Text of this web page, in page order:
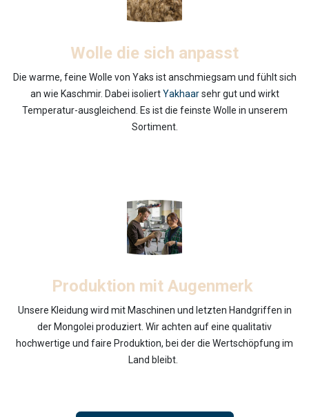
Wolle die sich anpasst
Die warme, feine Wolle von Yaks ist anschmiegsam und fühlt sich
an wie Kaschmir. Dabei isoliertYakhaarsehr gut und wirkt
Temperatur-ausgleichend. Es ist die feinste Wolle in unserem
Sortiment.
Produktion mit Augenmerk
Unsere Kleidung wird mit Maschinen und letzten Handgriffen in
der Mongolei produziert. Wir achten auf eine qualitativ
hochwertige und faire Produktion, bei der die Wertschöpfung im
Land bleibt.